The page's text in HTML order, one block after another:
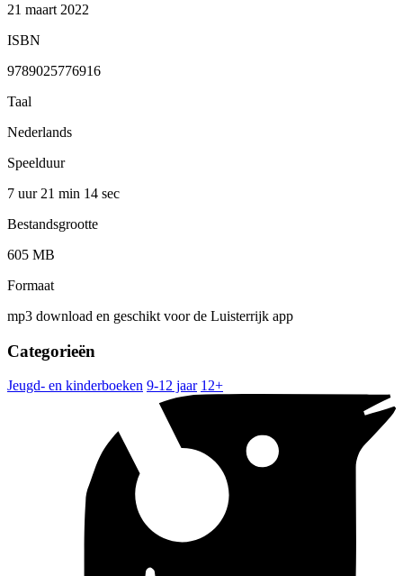
21 maart 2022
ISBN
9789025776916
Taal
Nederlands
Speelduur
7 uur 21 min 14 sec
Bestandsgrootte
605 MB
Formaat
mp3 download en geschikt voor de Luisterrijk app
Categorieën
Jeugd- en kinderboeken 9-12 jaar 12+